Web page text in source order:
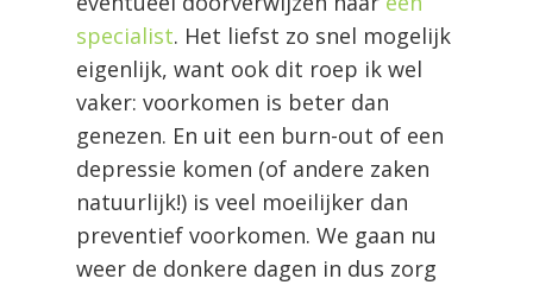
specialist. Het liefst zo snel mogelijk
eigenlijk, want ook dit roep ik wel
vaker: voorkomen is beter dan
genezen. En uit een burn-out of een
depressie komen (of andere zaken
natuurlijk!) is veel moeilijker dan
preventief voorkomen. We gaan nu
weer de donkere dagen in dus zorg